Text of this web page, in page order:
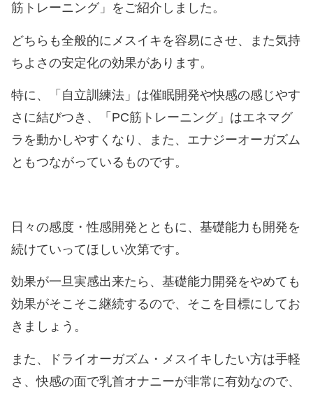
筋トレーニング」をご紹介しました。
どちらも全般的にメスイキを容易にさせ、また気持
ちよさの安定化の効果があります。
特に、「自立訓練法」は催眠開発や快感の感じやす
さに結びつき、「PC筋トレーニング」はエネマグ
ラを動かしやすくなり、また、エナジーオーガズム
ともつながっているものです。
日々の感度・性感開発とともに、基礎能力も開発を
続けていってほしい次第です。
効果が一旦実感出来たら、基礎能力開発をやめても
効果がそこそこ継続するので、そこを目標にしてお
きましょう。
また、ドライオーガズム・メスイキしたい方は手軽
さ、快感の面で乳首オナニーが非常に有効なので、